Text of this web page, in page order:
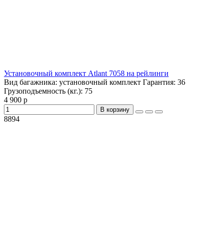
Установочный комплект Atlant 7058 на рейлинги
Вид багажника: установочный комплект Гарантия: 36
Грузоподъемность (кг.): 75
4 900 р
В корзину
8894